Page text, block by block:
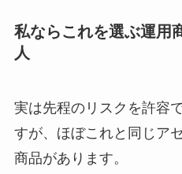
私ならこれを選ぶ運用
人
実は先程のリスクを許容
すが、ほぼこれと同じア
商品があります。